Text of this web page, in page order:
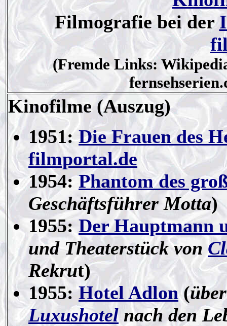
Filmografie bei der
(Fremde Links:
Kinofilme(Auszug)
1951:Die Frauen des
filmportal.de
1954:Phantom des
Geschäftsführer Motta)
1955:Der Hauptmann
und Theaterstück von
Rekrut)
1955:Hotel Adlon(
Luxushotel nach den